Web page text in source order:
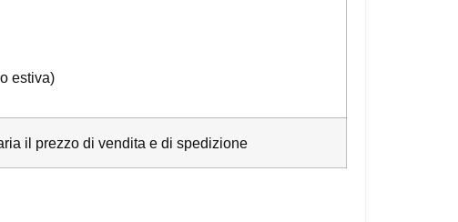
estiva)
il prezzo di vendita e di spedizione